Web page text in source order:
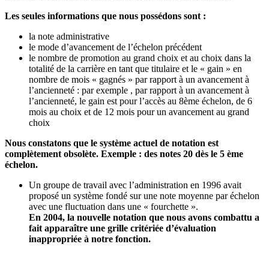
Les seules informations que nous possédons sont :
la note administrative
le mode d’avancement de l’échelon précédent
le nombre de promotion au grand choix et au choix dans la
totalité de la carrière en tant que titulaire et le « gain » en
nombre de mois « gagnés » par rapport à un avancement à
l’ancienneté : par exemple , par rapport à un avancement à
l’ancienneté, le gain est pour l’accès au 8ème échelon, de 6
mois au choix et de 12 mois pour un avancement au grand
choix
Nous constatons que le système actuel de notation est
complètement obsolète. Exemple : des notes 20 dès le 5 ème
échelon.
Un groupe de travail avec l’administration en 1996 avait
proposé un système fondé sur une note moyenne par échelon
avec une fluctuation dans une « fourchette ».
En 2004, la nouvelle notation que nous avons combattu a
fait apparaître une grille critériée d’évaluation
inappropriée à notre fonction.